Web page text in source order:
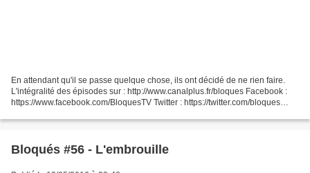
En attendant qu'il se passe quelque chose, ils ont décidé de ne rien faire.
L'intégralité des épisodes sur : http://www.canalplus.fr/bloques Facebook :
https://www.facebook.com/BloquesTV Twitter : https://twitter.com/bloques
Bloqués #56 - L'embrouille